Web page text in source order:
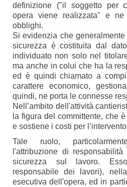
definizione ("il soggetto per
opera viene realizzata" e
obblighi.
Si evidenzia che
sicurezza è costituita dal
individuato non solo nel
ma anche in colui che ha la
ed è quindi chiamato a
carattere economico,
quindi, ne porta le connesse
Nell’ambito dell'attività
la figura del committente, che
e sostiene i costi per
Tale ruolo,
l'attribuzione di
sicurezza sul lavoro.
responsabile dei lavori),
esecutiva dell'opera, ed in